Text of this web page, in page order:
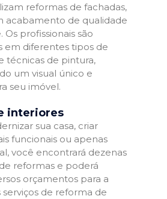
reformas de fachadas,
acabamento de qualidade
Os profissionais são
em diferentes tipos de
técnicas de pintura,
um visual único e
seu imóvel.
interiores
sua casa, criar
funcionais ou apenas
você encontrará dezenas
reformas e poderá
orçamentos para a
serviços de reforma de